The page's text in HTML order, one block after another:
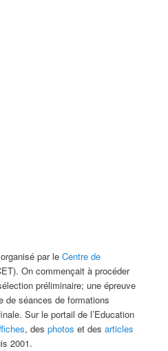
par leCentre de
On commençait à procéder
préliminaire; une épreuve
de séances de formations
Sur le portail de l’Education
, desphotos et desarticles
2001.